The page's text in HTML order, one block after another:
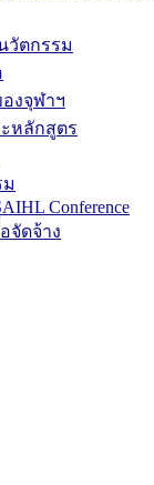
วัตกรรม
งจุฬาฯ
หลักสูตร
Conference
จัดจ้าง